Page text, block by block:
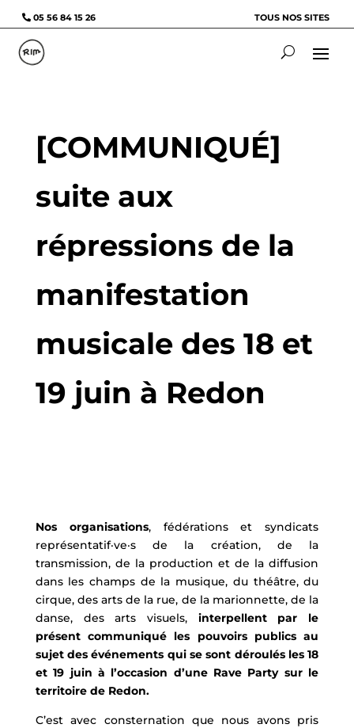
05 56 84 15 26 TOUS NOS SITES
[COMMUNIQUÉ]
suite aux
répressions de la
manifestation
musicale des 18 et
19 juin à Redon
Nos organisations, fédérations et syndicats
représentatif·ve·s de la création, de la
transmission, de la production et de la diffusion
dans les champs de la musique, du théâtre, du
cirque, des arts de la rue, de la marionnette, de la
danse, des arts visuels, interpellent par le
présent communiqué les pouvoirs publics au
sujet des événements qui se sont déroulés les 18
et 19 juin à l’occasion d’une Rave Party sur le
territoire de Redon.
C’est avec consternation que nous avons pris